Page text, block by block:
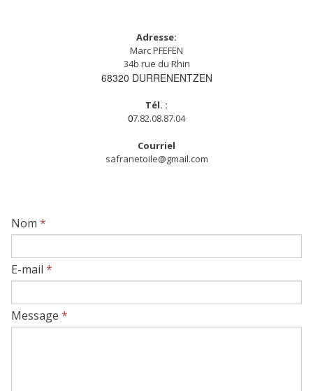
Adresse:
Marc PFEFEN
34b rue du Rhin
68320 DURRENENTZEN
Tél. :
07.82.08.87.04
Courriel
safranetoile@gmail.com
Nom *
E-mail *
Message *